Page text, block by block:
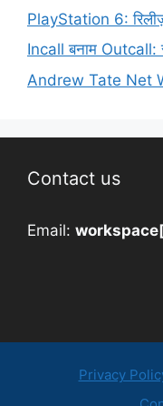
PlayStation 6:
Incall बनाम Outcall:
Andrew Tate Net
Contact us
Email:
Privacy